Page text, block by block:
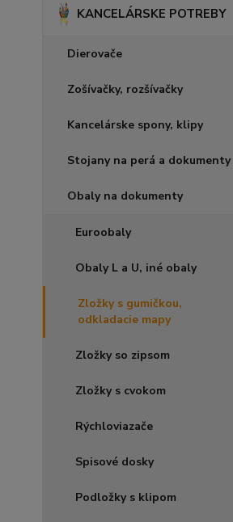
KANCELÁRSKE POTREBY
Dierovače
Zošívačky, rozšívačky
Kancelárske spony, klipy
Stojany na perá a dokumenty
Obaly na dokumenty
Euroobaly
Obaly L a U, iné obaly
Zložky s gumičkou,
odkladacie mapy
Zložky so zipsom
Zložky s cvokom
Rýchloviazače
Spisové dosky
Podložky s klipom